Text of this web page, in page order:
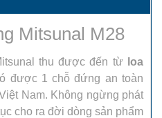
Mitsunal M28
thu được đến từ loa
được 1 chỗ đứng an toàn
Nam. Không ngừng phát
cho ra đời dòng sản phẩm